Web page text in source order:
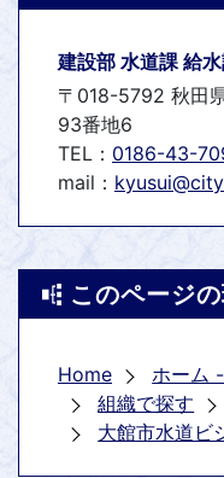
建設部 水道課 給
〒018-5792 秋田
93番地6
TEL： 0186-43-
mail：
このページ
Home
ホーム
組織で探す
大館市水道ビ